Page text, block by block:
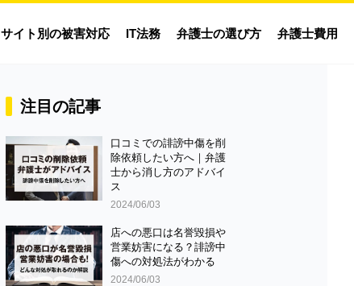
サイト別の被害対応 IT法務 弁護士の選び方 弁護士費用
注目の記事
口コミでの誹謗中傷を削
除依頼したい方へ｜弁護
士から消し方のアドバイ
ス
2024/06/03
店への悪口は名誉毀損や
営業妨害になる？誹謗中
傷への対処法がわかる
2024/06/03